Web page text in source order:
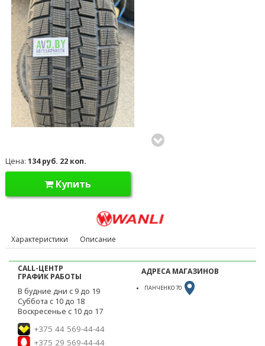
Цена: 134 руб. 22 коп.
Купить
Характеристики Описание
CALL-ЦЕНТР
ГРАФИК РАБОТЫ
В будние дни с 9 до 19
Суббота с 10 до 18
Воскресенье с 10 до 17
+375 44 569-44-44
+375 29 569-44-44
АДРЕСА МАГАЗИНОВ
ПАНЧЕНКО 70